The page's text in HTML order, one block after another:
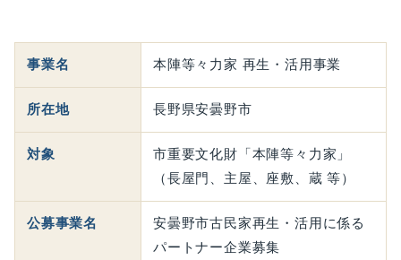
事業名 本陣等々力家 再生・活用事業
所在地 長野県安曇野市
対象
市重要文化財「本陣等々力家」
（長屋門、主屋、座敷、蔵 等）
公募事業名
安曇野市古民家再生・活用に係る
パートナー企業募集